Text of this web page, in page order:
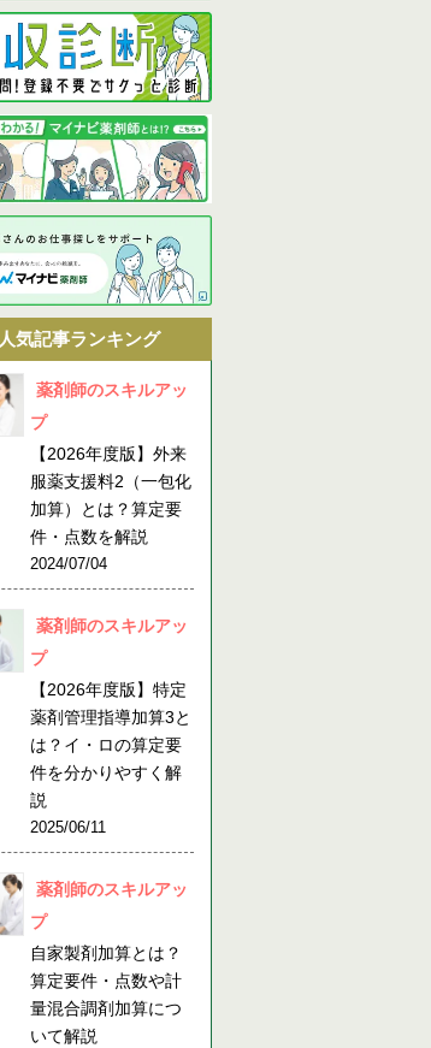
人気記事ランキング
薬剤師のスキルアッ
プ
【2026年度版】外来
服薬支援料2（一包化
加算）とは？算定要
件・点数を解説
2024/07/04
薬剤師のスキルアッ
プ
【2026年度版】特定
薬剤管理指導加算3と
は？イ・ロの算定要
件を分かりやすく解
説
2025/06/11
薬剤師のスキルアッ
プ
自家製剤加算とは？
算定要件・点数や計
量混合調剤加算につ
いて解説